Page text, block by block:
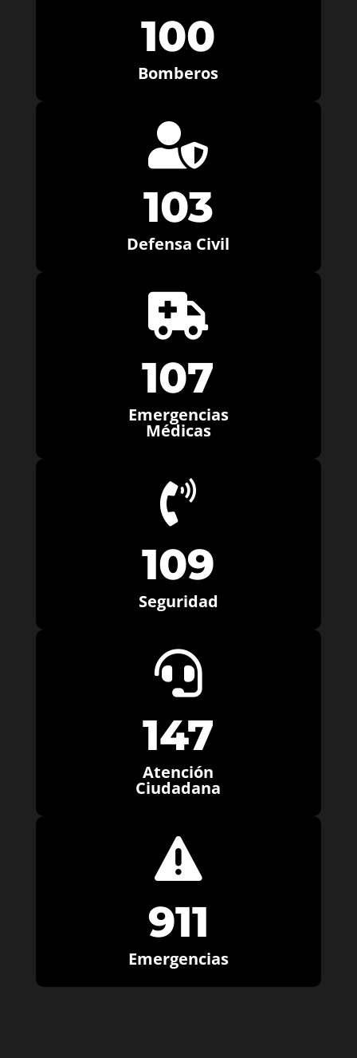
100
Bomberos

103
Defensa Civil

107
Emergencias
Médicas

109
Seguridad

147
Atención
Ciudadana

911
Emergencias